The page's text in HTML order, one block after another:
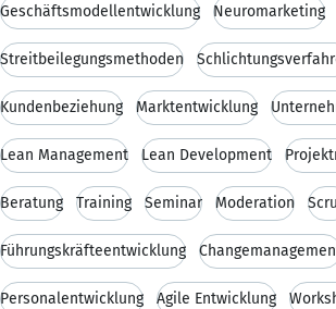
Geschäftsmodellentwicklung Neuromarketing
Streitbeilegungsmethoden
Kundenbeziehung Marktentwicklung
Lean Management Lean Development
Beratung Training Seminar Moderation
Führungskräfteentwicklung
Personalentwicklung Agile Entwicklung